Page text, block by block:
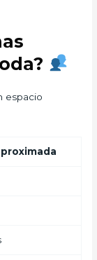
espacio